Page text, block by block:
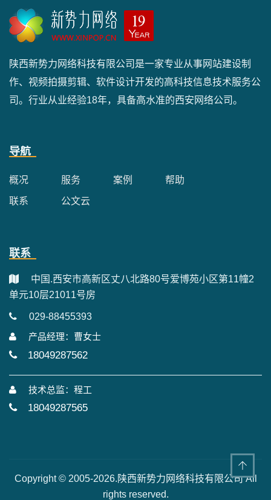
陕西新势力网络科技有限公司是一家专业从事网站建设制
作、视频拍摄剪辑、软件设计开发的高科技信息技术服务公
司。行业从业经验18年，具备高水准的西安网络公司。
导航
概况 服务 案例 帮助
联系 公文云
联系
中国.西安市高新区丈八北路80号爱博苑小区第11幢2
单元10层21011号房
029-88455393
产品经理：曹女士
18049287562
技术总监：程工
18049287565
Copyright © 2005-2026.陕西新势力网络科技有限公司 All
rights reserved.